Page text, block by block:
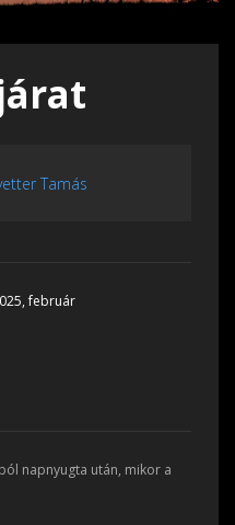
Tamás
február
napnyugta után, mikor a